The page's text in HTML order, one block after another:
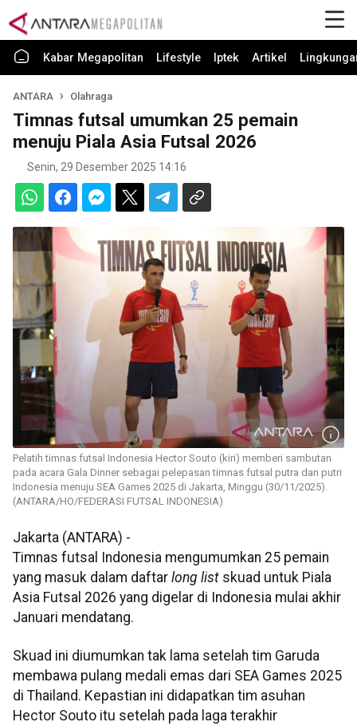
Kabar Megapolitan Lifestyle Iptek Artikel
ANTARA Olahraga
Timnas futsal umumkan 25 pemain
menuju Piala Asia Futsal 2026
Senin, 29 Desember 2025 14:16
Pelatih timnas futsal Indonesia Hector Souto (kiri) memberi sambutan
pada acara Gala Dinner sebagai pelepasan timnas futsal putra dan putri
Indonesia menuju SEA Games 2025 di Jakarta, Minggu (30/11/2025).
(ANTARA/HO/FEDERASI FUTSAL INDONESIA)
Jakarta (ANTARA) -
Timnas futsal Indonesia mengumumkan 25 pemain
yang masuk dalam daftar long list skuad untuk Piala
Asia Futsal 2026 yang digelar di Indonesia mulai akhir
Januari mendatang.
Skuad ini diumumkan tak lama setelah tim Garuda
membawa pulang medali emas dari SEA Games 2025
di Thailand. Kepastian ini didapatkan tim asuhan
Hector Souto itu setelah pada laga terakhir